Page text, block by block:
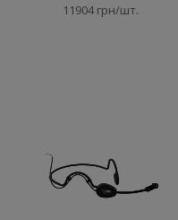
11904 грн/шт.